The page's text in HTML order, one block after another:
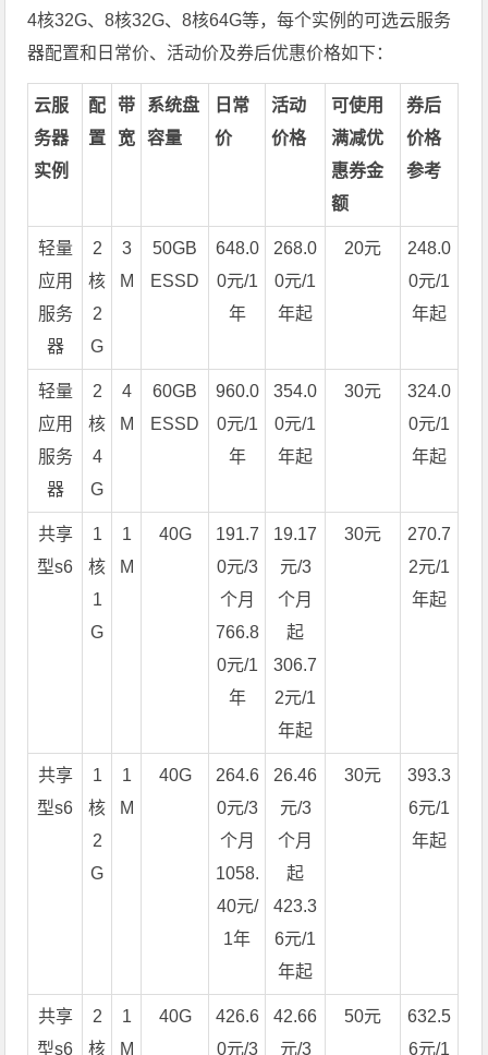
4核32G、8核32G、8核64G等，每个实例的可选云服务
器配置和日常价、活动价及券后优惠价格如下：
云服
务器
实例
配
置
带
宽
系统盘
容量
日常
价
活动
价格
可使用
满减优
惠券金
额
券后
价格
参考
轻量
应用
服务
器
2
核
2
G
3
M
50GB
ESSD
648.0
0元/1
年
268.0
0元/1
年起
20元
248.0
0元/1
年起
轻量
应用
服务
器
2
核
4
G
4
M
60GB
ESSD
960.0
0元/1
年
354.0
0元/1
年起
30元
324.0
0元/1
年起
共享
型s6
1
核
1
G
1
M
40G
191.7
0元/3
个月
766.8
0元/1
年
19.17
元/3
个月
起
306.7
2元/1
年起
30元
270.7
2元/1
年起
共享
型s6
1
核
2
G
1
M
40G
264.6
0元/3
个月
1058.
40元/
1年
26.46
元/3
个月
起
423.3
6元/1
年起
30元
393.3
6元/1
年起
共享
型s6
2
核
1
M
40G
426.6
0元/3
42.66
元/3
50元
632.5
6元/1